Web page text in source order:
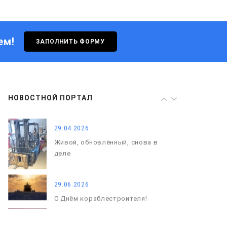
ЗАПОЛНИТЬ ФОРМУ
НОВОСТНОЙ ПОРТАЛ
С Днём кораблестроителя!
С Днём Победы. Память, которая
29.04.2026
Живой, обновлённый, снова в
деле
29.06.2026
С Днём кораблестроителя!